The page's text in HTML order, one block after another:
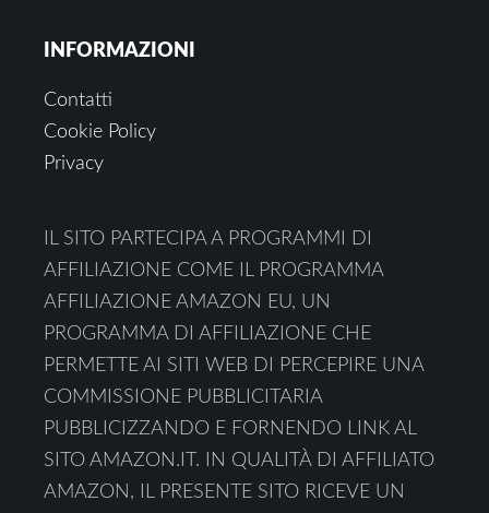
INFORMAZIONI
Contatti
Cookie Policy
Privacy
IL SITO PARTECIPA A PROGRAMMI DI
AFFILIAZIONE COME IL PROGRAMMA
AFFILIAZIONE AMAZON EU, UN
PROGRAMMA DI AFFILIAZIONE CHE
PERMETTE AI SITI WEB DI PERCEPIRE UNA
COMMISSIONE PUBBLICITARIA
PUBBLICIZZANDO E FORNENDO LINK AL
SITO AMAZON.IT. IN QUALITÀ DI AFFILIATO
AMAZON, IL PRESENTE SITO RICEVE UN